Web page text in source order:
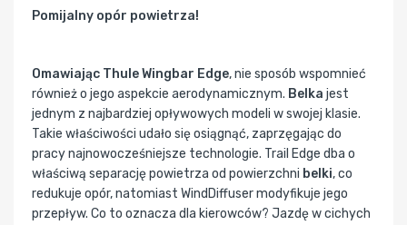
Pomijalny opór powietrza!
Omawiając Thule Wingbar Edge, nie sposób wspomnieć
również o jego aspekcie aerodynamicznym. Belka jest
jednym z najbardziej opływowych modeli w swojej klasie.
Takie właściwości udało się osiągnąć, zaprzęgając do
pracy najnowocześniejsze technologie. Trail Edge dba o
właściwą separację powietrza od powierzchni belki, co
redukuje opór, natomiast WindDiffuser modyfikuje jego
przepływ. Co to oznacza dla kierowców? Jazdę w cichych